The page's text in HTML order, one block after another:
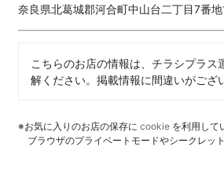
奈良県北葛城郡河合町中山台二丁目7番地
こちらのお店の情報は、チラシプラ
解ください。掲載情報に間違いがござ
※お気に入りのお店の保存に cookie を利用して
ブラウザのプライベートモードやシークレッ